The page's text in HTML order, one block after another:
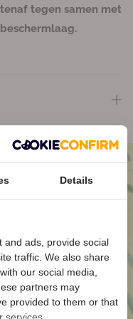
tegen samen met
Details
and ads, provide social
traffic. We also share
our social media,
partners may
provided to them or that
bestelling
collecties.